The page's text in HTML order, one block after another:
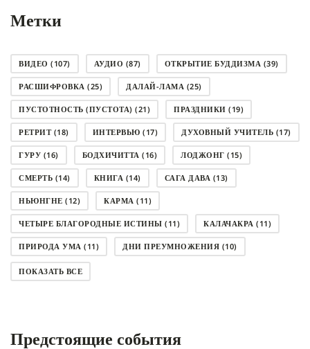
Метки
ВИДЕО (107) АУДИО (87) ОТКРЫТИЕ БУДДИЗМА (39)
РАСШИФРОВКА (25) ДАЛАЙ-ЛАМА (25)
ПУСТОТНОСТЬ (ПУСТОТА) (21) ПРАЗДНИКИ (19)
РЕТРИТ(18) ИНТЕРВЬЮ (17) ДУХОВНЫЙ УЧИТЕЛЬ (17)
ГУРУ (16) БОДХИЧИТТА (16) ЛОДЖОНГ (15)
СМЕРТЬ (14) КНИГА (14) САГА ДАВА (13)
НЬЮНГНЕ (12) КАРМА (11)
ЧЕТЫРЕ БЛАГОРОДНЫЕ ИСТИНЫ (11) КАЛАЧАКРА (11)
ПРИРОДА УМА (11) ДНИ ПРЕУМНОЖЕНИЯ (10)
СОВЕТ(10)
АНАЛИТИЧЕСКАЯ МЕДИТАЦИЯ(7)
ПОКАЗАТЬ ВСЕ
Предстоящие события